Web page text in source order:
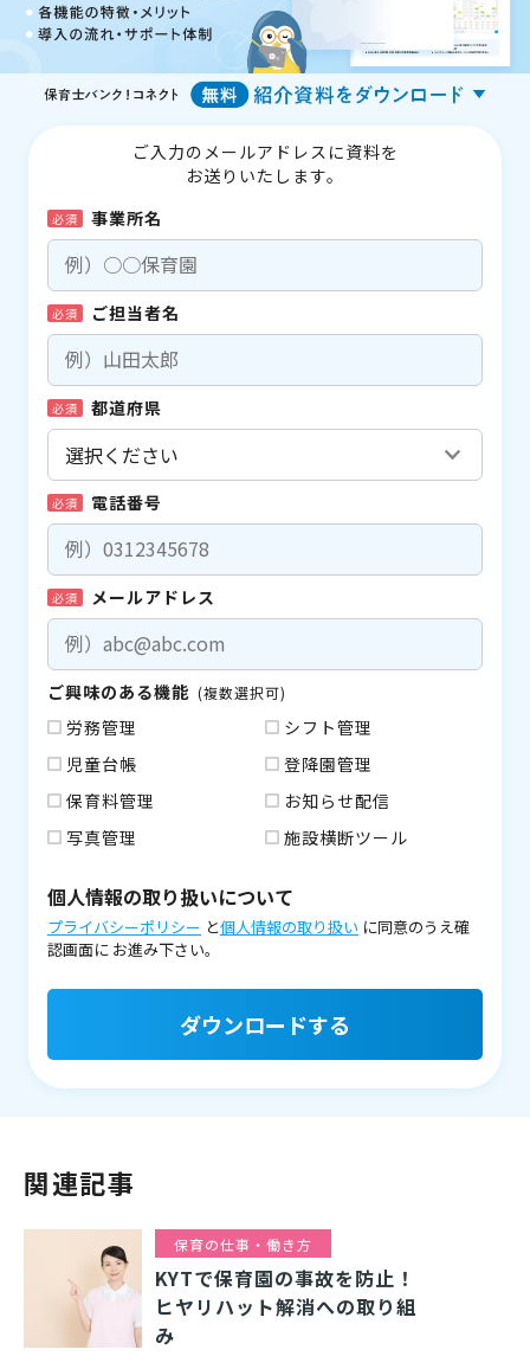
ご入力のメールアドレスに資料を
お送りいたします。
必須 事業所名
必須 ご担当者名
必須 都道府県
必須 電話番号
必須 メールアドレス
ご興味のある機能 (複数選択可)
労務管理
シフト管理
児童台帳
登降園管理
保育料管理
お知らせ配信
写真管理
施設横断ツール
個人情報の取り扱いについて
プライバシーポリシー と個人情報の取り扱い に同意のうえ確
認画面に お進み下さい。
ダウンロードする
関連記事
保育の仕事・働き方
KYTで保育園の事故を防止！
ヒヤリハット解消への取り組
み